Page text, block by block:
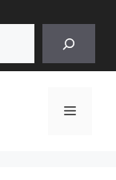
Menu